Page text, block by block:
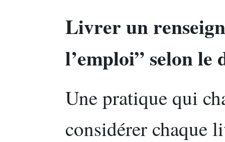
Livrer un
l’emploi” selon le
Une pratique qui
considérer chaque